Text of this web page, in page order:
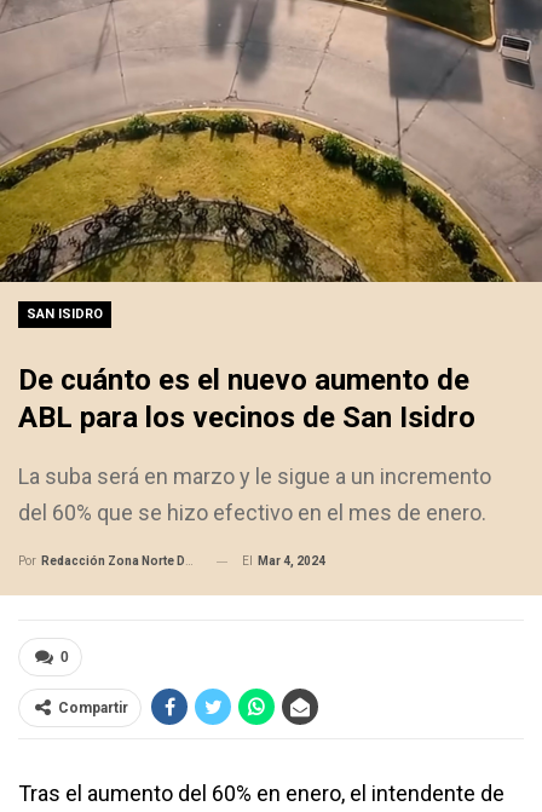
SAN ISIDRO
De cuánto es el nuevo aumento de
ABL para los vecinos de San Isidro
La suba será en marzo y le sigue a un incremento
del 60% que se hizo efectivo en el mes de enero.
Por Redacción Zona Norte Daily El Mar 4, 2024
0
Compartir
Tras el aumento del 60% en enero, el intendente de